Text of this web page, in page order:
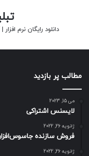
دانلود رایگان نرم افزار |
مطالب پر بازدید
می 15, 2023
لایسنس اشتراکی
ژانویه 26, 2022
فروش سازنده
ژانویه 26, 2022